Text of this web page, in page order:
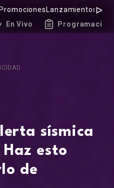
Promociones LanzamientosHot
En Vivo Programación
sísmica
esto
de